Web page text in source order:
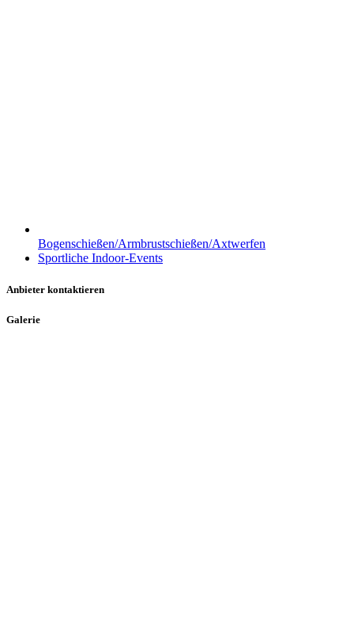
Bogenschießen/Armbrustschießen/Axtwerfen
Sportliche Indoor-Events
Anbieter kontaktieren
Galerie